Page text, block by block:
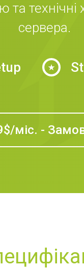
технічні
сервера.
міс. -